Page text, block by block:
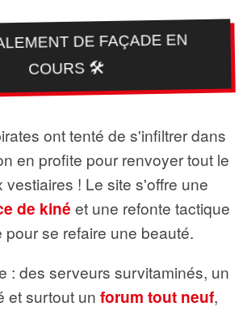
DE FAÇADE EN
COURS 🛠️
ont tenté de s'infiltrer dans
en profite pour renvoyer tout le
vestiaires ! Le site s'offre une
de kiné et une refonte tactique
pour se refaire une beauté.
: des serveurs survitaminés, un
et surtout un forum tout neuf,